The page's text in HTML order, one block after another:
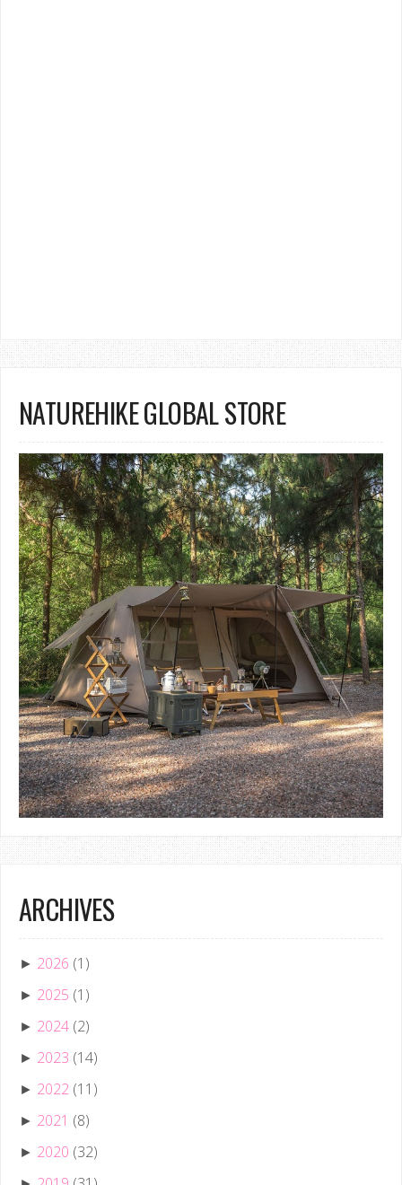
NATUREHIKE GLOBAL STORE
ARCHIVES
► 2026 (1)
► 2025 (1)
► 2024 (2)
► 2023 (14)
► 2022 (11)
► 2021 (8)
► 2020 (32)